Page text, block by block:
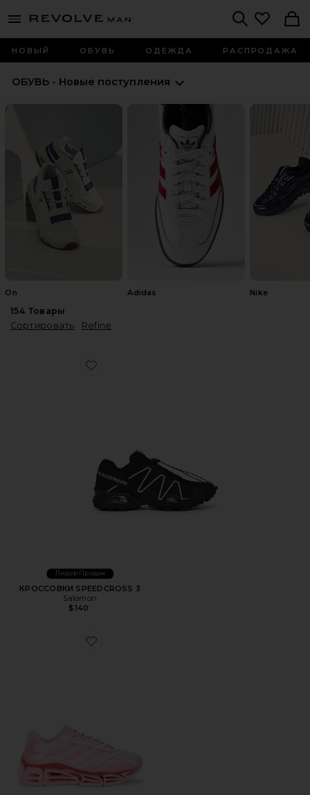
menu - shows more content
Revolve
НОВЫЙ ОБУВЬ ОДЕЖДА РАСПРОДАЖА
ОБУВЬ - Новые поступления
On Adidas Nike
154 Товары
Сортировать
Refine
Favorite КРОССОВКИ SPEEDCROSS 3
Лидер Продаж
КРОССОВКИ SPEEDCROSS 3
Salomon
$140
Favorite КРОССОВКИ MEGARIDE AG